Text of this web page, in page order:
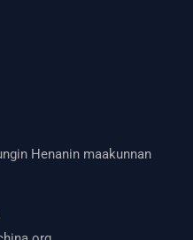
Henanin maakunnan